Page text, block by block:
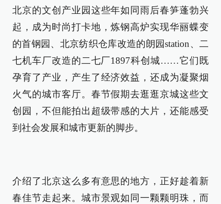
北京的文创产业园这些年如同雨后春笋蓬勃兴
起，成为时尚打卡地，炼钢高炉实现华丽蝶变
的首钢园、北京纺织仓库改造的朗园station、二
七机车厂改造的二七厂1897科创城……它们既
孕育了产业，产生了经济效益，还成为凝聚烟
火气的城市客厅。春节假期去逛逛京城这些文
创园，不但能拍出超级带感的大片，还能感受
到社会发展和城市更新的脚步。
介绍了北京这么多有意思的地方，正好趁着新
春佳节走起来。城市景观如同一颗颗明珠，而